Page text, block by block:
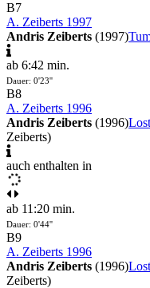
B7
A. Zeiberts 1997
Andris Zeiberts (1997)
ab 6:42 min.
Dauer: 0'23''
B8
A. Zeiberts 1996
Andris Zeiberts (1996)
Zeiberts)
auch enthalten in
ab 11:20 min.
Dauer: 0'44''
B9
A. Zeiberts 1996
Andris Zeiberts (1996)
Zeiberts)